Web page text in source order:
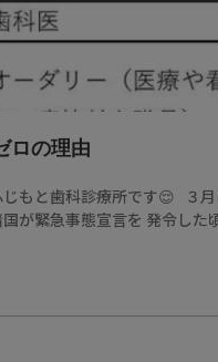
ロの理由
じもと歯科診療所です😌 ３
国が緊急事態宣言を 発令し